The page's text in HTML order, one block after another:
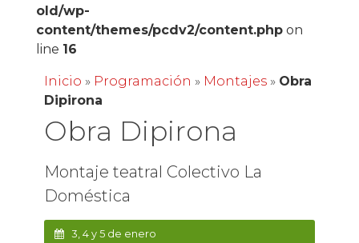
old/wp-
content/themes/pcdv2/content.phpon
line 16
Inicio » Programación » Montajes» Obra
Dipirona
Obra Dipirona
Montaje teatral Colectivo La
Doméstica
3, 4 y 5 de enero